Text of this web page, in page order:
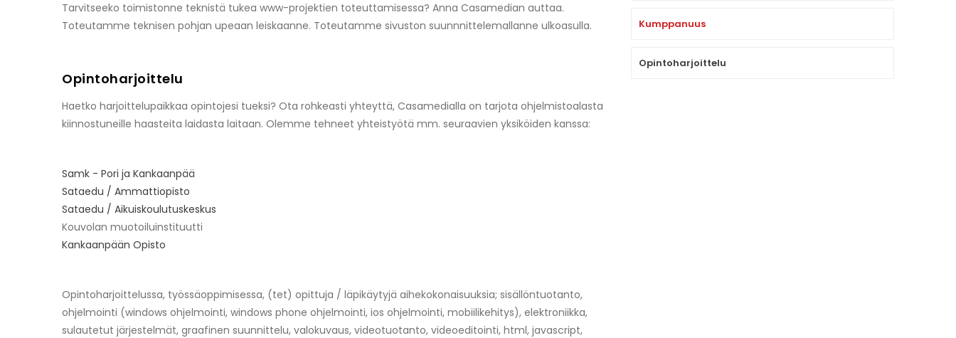
Tarvitseeko toimistonne teknistä tukea www-projektien toteuttamisessa? Anna Casamedian auttaa.
Toteutamme teknisen pohjan upeaan leiskaanne. Toteutamme sivuston suunnnittelemallanne ulkoasulla.
Opintoharjoittelu
Haetko harjoittelupaikkaa opintojesi tueksi? Ota rohkeasti yhteyttä, Casamedialla on tarjota ohjelmistoalasta
kiinnostuneille haasteita laidasta laitaan. Olemme tehneet yhteistyötä mm. seuraavien yksiköiden kanssa:
Samk - Pori ja Kankaanpää
Sataedu / Ammattiopisto
Sataedu / Aikuiskoulutuskeskus
Kouvolan muotoiluinstituutti
Kankaanpään Opisto
Opintoharjoittelussa, työssäoppimisessa, (tet) opittuja / läpikäytyjä aihekokonaisuuksia; sisällöntuotanto,
ohjelmointi (windows ohjelmointi, windows phone ohjelmointi, ios ohjelmointi, mobiilikehitys), elektroniikka,
sulautetut järjestelmät, graafinen suunnittelu, valokuvaus, videotuotanto, videoeditointi, html, javascript,
Kumppanuus
Opintoharjoittelu